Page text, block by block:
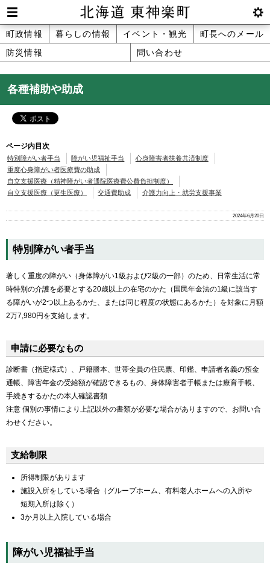
本
文
へ
メ
Men
u
btnS
ettin
北海道 東神楽町 Hokkaido
メ
ニ
ュ
町政情報 暮らしの情報 イベント・観光
町長へのメール
防災情報
問い合わせ
各種補助や助成
ページ内目次
特別障がい者手当 障がい児福祉手当
心身障害者扶養共済制度
重度心身障がい者医療費の助成
自立支援医療（精神障がい者通院医療費公費負担制度）
自立支援医療（更生医療）
交通費助成 介護力向上・就労支援事業
2024年6月20日
特別障がい者手当
著しく重度の障がい（身体障がい1級および2級の一部）のため、日常生活に常
時特別の介護を必要とする20歳以上の在宅のかた（国民年金法の1級に該当す
る障がいが2つ以上あるかた、または同じ程度の状態にあるかた）を対象に月額
2万7,980円を支給します。
申請に必要なもの
診断書（指定様式）、戸籍謄本、世帯全員の住民票、印鑑、申請者名義の預金
通帳、障害年金の受給額が確認できるもの、身体障害者手帳または療育手帳、
手続きするかたの本人確認書類
注意 個別の事情により上記以外の書類が必要な場合がありますので、お問い合
わせください。
支給制限
所得制限があります
施設入所をしている場合（グループホーム、有料老人ホームへの入所や
短期入所は除く）
3か月以上入院している場合
障がい児福祉手当